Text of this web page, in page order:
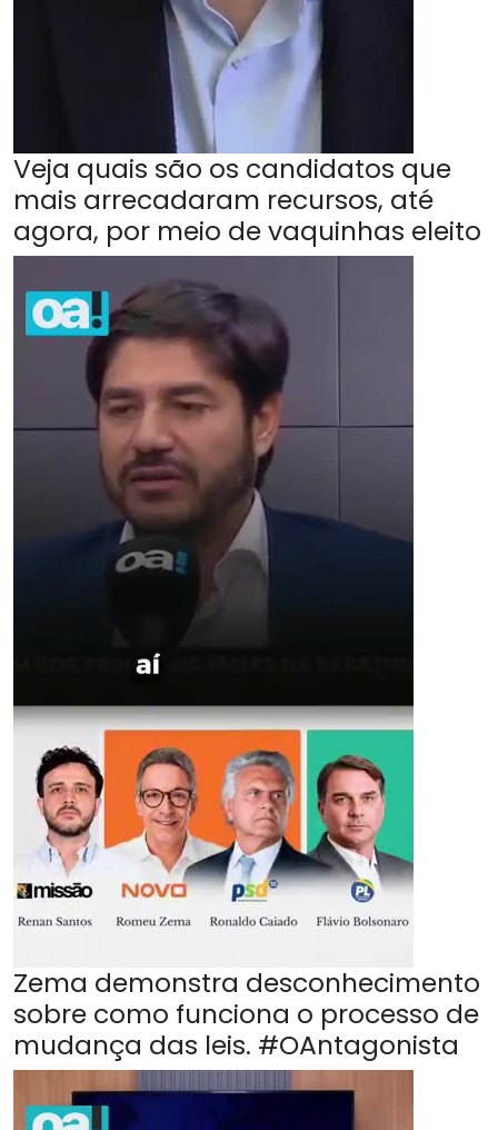
Veja quais são os candidatos que
mais arrecadaram recursos, até
agora, por meio de vaquinhas eleito
Zema demonstra desconhecimento
sobre como funciona o processo de
mudança das leis. #OAntagonista